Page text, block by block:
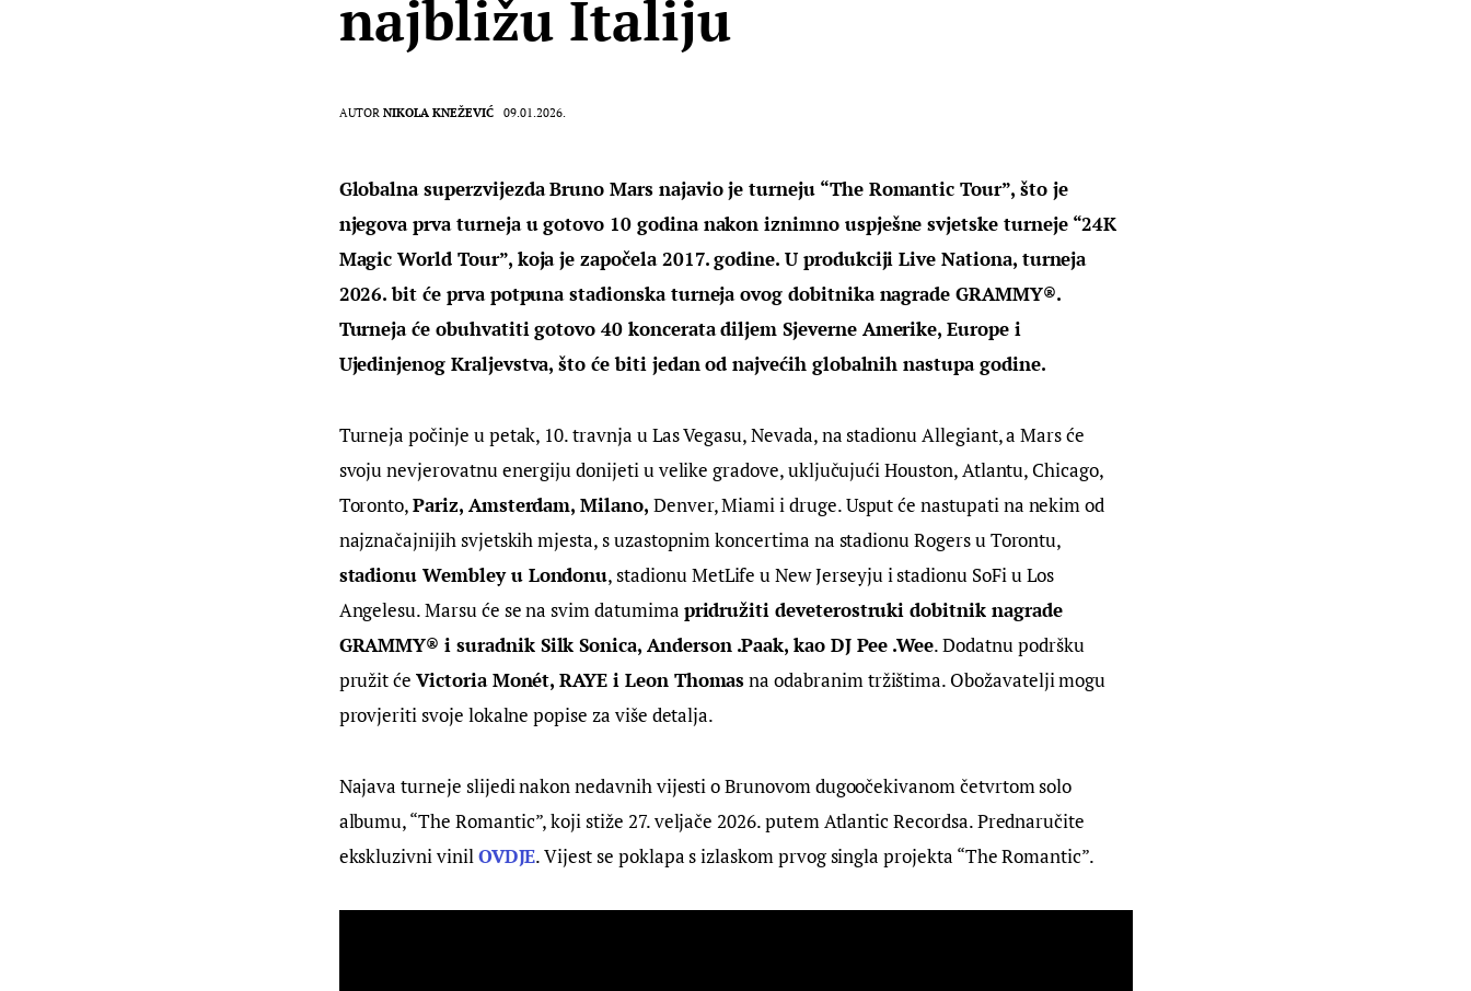
najbližu Italiju
AUTOR NIKOLA KNEŽEVIĆ 09.01.2026.
Globalna superzvijezda Bruno Mars najavio je turneju “The Romantic Tour”, što je
njegova prva turneja u gotovo 10 godina nakon iznimno uspješne svjetske turneje “24K
Magic World Tour”, koja je započela 2017. godine. U produkciji Live Nationa, turneja
2026. bit će prva potpuna stadionska turneja ovog dobitnika nagrade GRAMMY®.
Turneja će obuhvatiti gotovo 40 koncerata diljem Sjeverne Amerike, Europe i
Ujedinjenog Kraljevstva, što će biti jedan od najvećih globalnih nastupa godine.
Turneja počinje u petak, 10. travnja u Las Vegasu, Nevada, na stadionu Allegiant, a Mars će
svoju nevjerovatnu energiju donijeti u velike gradove, uključujući Houston, Atlantu, Chicago,
Toronto, Pariz, Amsterdam, Milano, Denver, Miami i druge. Usput će nastupati na nekim od
najznačajnijih svjetskih mjesta, s uzastopnim koncertima na stadionu Rogers u Torontu,
stadionu Wembley u Londonu, stadionu MetLife u New Jerseyju i stadionu SoFi u Los
Angelesu. Marsu će se na svim datumima pridružiti deveterostruki dobitnik nagrade
GRAMMY® i suradnik Silk Sonica, Anderson .Paak, kao DJ Pee .Wee. Dodatnu podršku
pružit će Victoria Monét, RAYE i Leon Thomas na odabranim tržištima. Obožavatelji mogu
provjeriti svoje lokalne popise za više detalja.
Najava turneje slijedi nakon nedavnih vijesti o Brunovom dugoočekivanom četvrtom solo
albumu, “The Romantic”, koji stiže 27. veljače 2026. putem Atlantic Recordsa. Prednaručite
ekskluzivni vinil OVDJE. Vijest se poklapa s izlaskom prvog singla projekta “The Romantic”.